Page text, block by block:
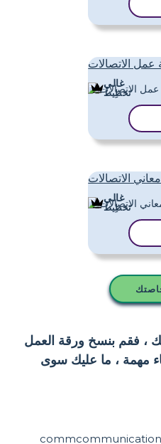
عمل الاتصالات
غالي
تَخطِيط
معاني الاتصالات
غالي
تَخطِيط
، فقم بنسخ ورقة العمل
مهمة ، ما عليك سوى